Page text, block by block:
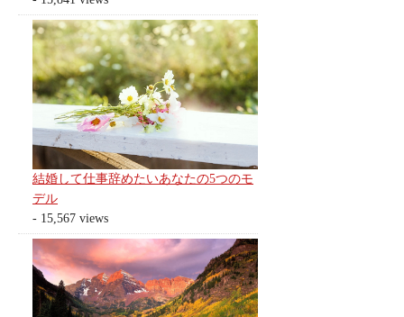
結婚して仕事辞めたいあなたの5つのモ
デル
- 15,567 views